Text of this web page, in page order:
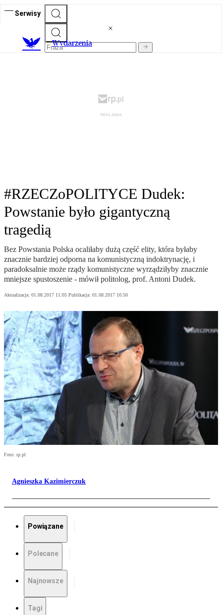
Serwisy
Wydarzenia
#RZECZoPOLITYCE Dudek:
Powstanie było gigantyczną
tragedią
Bez Powstania Polska ocaliłaby dużą część elity, która byłaby
znacznie bardziej odporna na komunistyczną indoktrynację, i
paradoksalnie może rządy komunistyczne wyrządziłyby znacznie
mniejsze spustoszenie - mówił politolog, prof. Antoni Dudek.
Aktualizacja: 01.08.2017 11:05 Publikacja: 01.08.2017 10:50
Foto: rp.pl
Agnieszka Kazimierczuk
Powiązane
Polecane
Najnowsze
Tagi